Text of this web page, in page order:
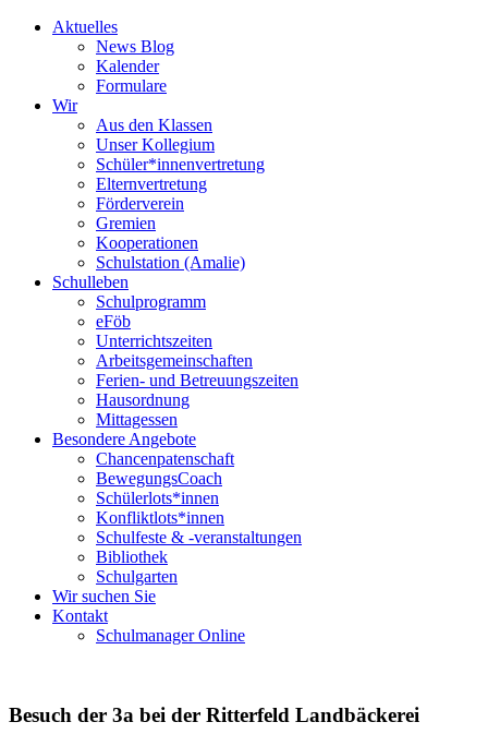
Aktuelles
News Blog
Kalender
Formulare
Wir
Aus den Klassen
Unser Kollegium
Schüler*innenvertretung
Elternvertretung
Förderverein
Gremien
Kooperationen
Schulstation (Amalie)
Schulleben
Schulprogramm
eFöb
Unterrichtszeiten
Arbeitsgemeinschaften
Ferien- und Betreuungszeiten
Hausordnung
Mittagessen
Besondere Angebote
Chancenpatenschaft
BewegungsCoach
Schülerlots*innen
Konfliktlots*innen
Schulfeste & -veranstaltungen
Bibliothek
Schulgarten
Wir suchen Sie
Kontakt
Schulmanager Online
Besuch der 3a bei der Ritterfeld Landbäckerei